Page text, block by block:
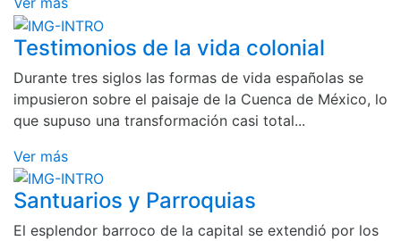
Testimonios de la vida colonial
Durante tres siglos las formas de vida españolas se
impusieron sobre el paisaje de la Cuenca de México, lo
que supuso una transformación casi total...
Ver más
Santuarios y Parroquias
El esplendor barroco de la capital se extendió por los